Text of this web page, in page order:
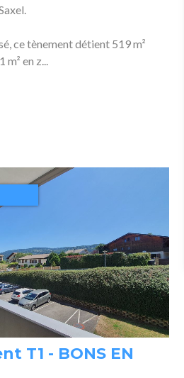
ce tènement détient 519 m²
en z...
T1 - BONS EN